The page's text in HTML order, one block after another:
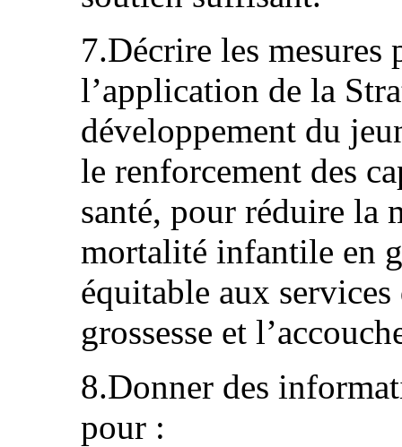
7.Décrire les mesures
l’application de la
développement du
le renforcement des
santé, pour réduire la
mortalité infantile en
équitable aux services
grossesse et
8.Donner des
pour :